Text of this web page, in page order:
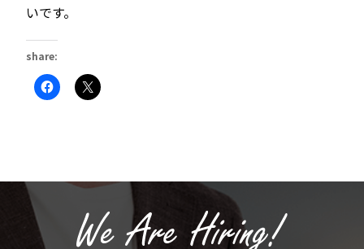
いです。
share:
Facebook
で
リ
ク
リ
有
(新
い
ウ
ィ
ン